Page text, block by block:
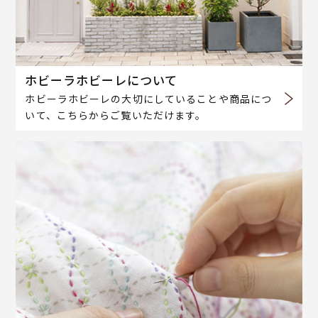
ホビーラホビーレについて
ホビーラホビーレの大切にしていることや商品につ
いて、こちらからご覧いただけます。